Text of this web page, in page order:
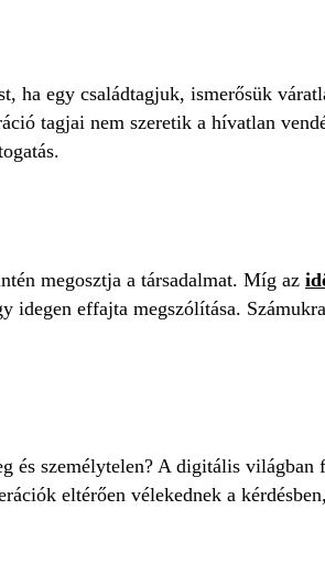
ha egy családtagjuk, ismerősük
tagjai nem szeretik a hívatlan
megosztja a társadalmat. Míg az
effajta megszólítása.
személytelen? A digitális világban
eltérően vélekednek a